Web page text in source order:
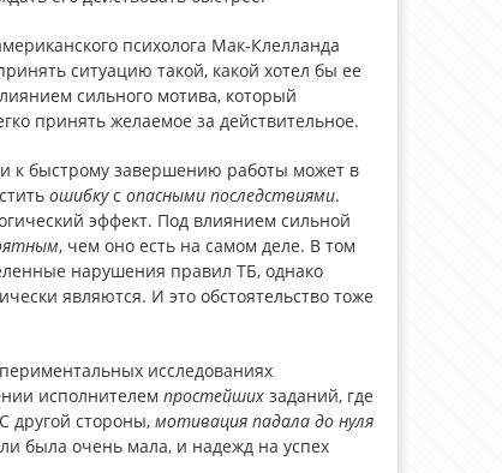
психолога Мак-Клелланда
ситуацию такой, какой хотел бы ее
сильного мотива, который
принять желаемое за действительное.
к быстрому завершению работы может в
ошибкус опасными последствиями.
эффект. Под влиянием сильной
, чем оно есть на самом деле. В том
нарушения правил ТБ, однако
являются. И это обстоятельство тоже
исследованиях
исполнителем простейших заданий, где
другой стороны, мотивация падала до нуля
была очень мала, и надежд на успех